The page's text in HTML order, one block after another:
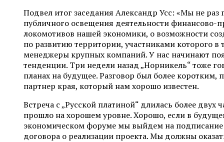
Подвел итог заседания Александр Усс: «Мы не
публичного освещения деятельности
локомотивов нашей экономики, о возможности
по развитию территории, участниками которого в
менеджеры крупных компаний. У нас начинают
тенденции. Три недели назад „Норникель“ тоже
планах на будущее. Разговор был более коротким,
партнер края, который нам хорошо известен.
Встреча с „Русской платиной“ длилась более двух
прошло на хорошем уровне. Хорошо, если в
экономическом форуме мы выйдем на подписание
договора о реализации проекта. Мы должны